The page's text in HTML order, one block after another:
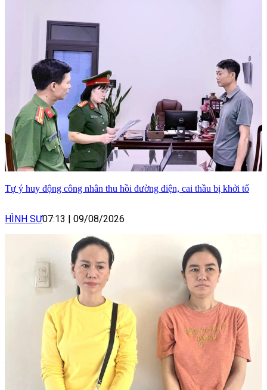
Tự ý huy động công nhân thu hồi đường điện, cai thầu bị khởi tố
HÌNH SỰ07:13 09/08/2026